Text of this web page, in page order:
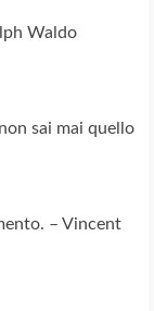
Waldo
sai mai quello
– Vincent